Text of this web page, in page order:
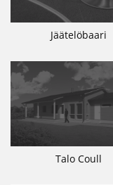
Jäätelöbaari
Talo Coull